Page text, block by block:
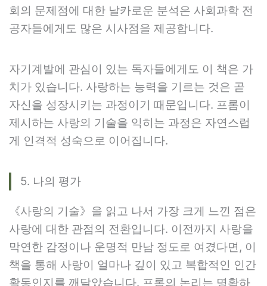
회의 문제점에 대한 날카로운 분석은 사회과학 전
공자들에게도 많은 시사점을 제공합니다.
자기계발에 관심이 있는 독자들에게도 이 책은 가
치가 있습니다. 사랑하는 능력을 기르는 것은 곧
자신을 성장시키는 과정이기 때문입니다. 프롬이
제시하는 사랑의 기술을 익히는 과정은 자연스럽
게 인격적 성숙으로 이어집니다.
5. 나의 평가
《사랑의 기술》을 읽고 나서 가장 크게 느낀 점은
사랑에 대한 관점의 전환입니다. 이전까지 사랑을
막연한 감정이나 운명적 만남 정도로 여겼다면, 이
책을 통해 사랑이 얼마나 깊이 있고 복합적인 인간
활동인지를 깨달았습니다. 프롬의 논리는 명확하